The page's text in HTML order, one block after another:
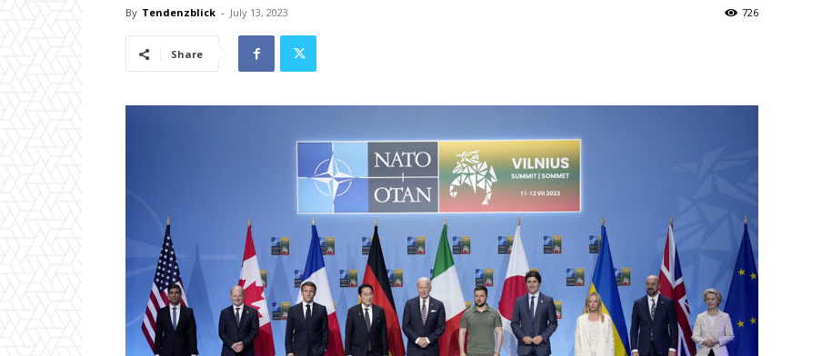
By Tendenzblick - July 13, 2023 726
Share